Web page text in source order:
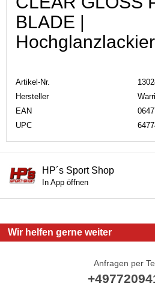
BLADE |
Artikel-Nr.
Hersteller
EAN
UPC
HP´s Sport Shop
In App öffnen
Wir helfen gerne weiter
Anfragen per